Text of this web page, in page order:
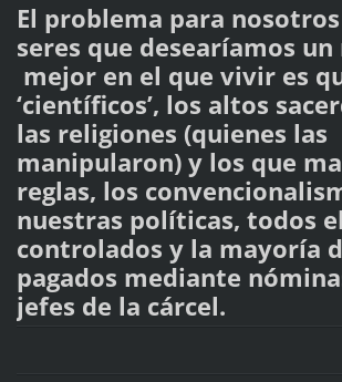
El problema para
seres que desearíamos
mejor en el que vivir es
‘científicos’, los altos
las religiones (quienes las
manipularon) y los que
reglas, los
nuestras políticas, todos
controlados y la mayoría
pagados mediante
jefes de la cárcel.